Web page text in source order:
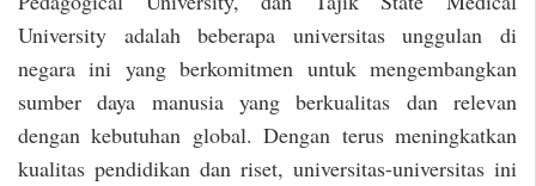
University adalah beberapa universitas unggulan di
negara ini yang berkomitmen untuk mengembangkan
sumber daya manusia yang berkualitas dan relevan
dengan kebutuhan global. Dengan terus meningkatkan
kualitas pendidikan dan riset, universitas-universitas ini